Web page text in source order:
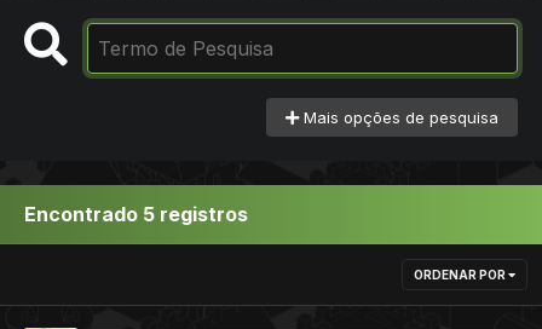
Mais opções de pesquisa
Encontrado 5 registros
ORDENAR POR